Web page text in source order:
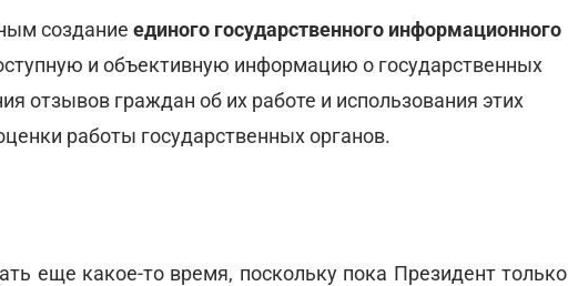
создание единого государственного информационного
и объективную информацию о государственных
отзывов граждан об их работе и использования этих
работы государственных органов.
еще какое-то время, поскольку пока Президент только